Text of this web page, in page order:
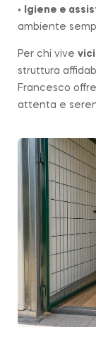
•
Igiene e
ambiente
Per chi vive
struttura
Francesco
attenta e